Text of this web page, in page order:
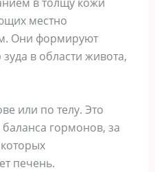
местно
Они формируют
в области живота,
или по телу. Это
гормонов, за
печень.